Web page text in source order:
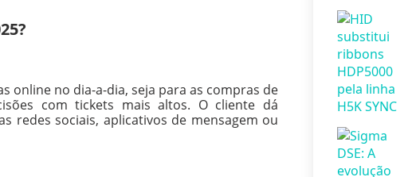
online no dia-a-dia, seja para as compras de
com tickets mais altos. O cliente dá
redes sociais, aplicativos de mensagem ou